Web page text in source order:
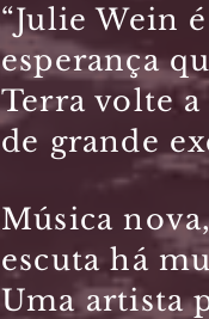
“Julie Wein
esperança
Terra volte a
de grande
Música
escuta há
Uma artista